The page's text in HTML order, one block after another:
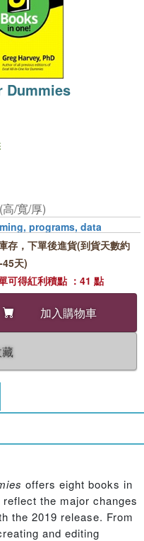
Dummies
/寬/厚)
加入購物車
存，下單後進貨(到貨天數約
天)
可得紅利積點 ：41 點
programs, data
offers eight books in
the major changes
the 2019 release. From
and editing